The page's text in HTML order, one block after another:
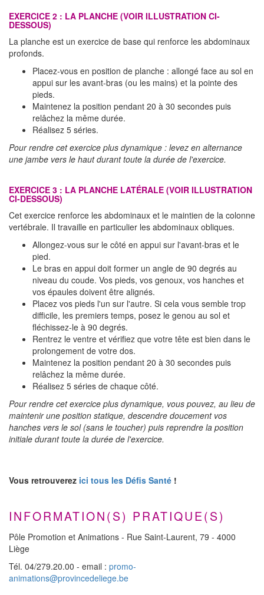
EXERCICE 2 : LA PLANCHE (VOIR ILLUSTRATION CI-
DESSOUS)
La planche est un exercice de base qui renforce les abdominaux
profonds.
Placez-vous en position de planche : allongé face au sol en
appui sur les avant-bras (ou les mains) et la pointe des
pieds.
Maintenez la position pendant 20 à 30 secondes puis
relâchez la même durée.
Réalisez 5 séries.
Pour rendre cet exercice plus dynamique : levez en alternance
une jambe vers le haut durant toute la durée de l'exercice.
EXERCICE 3 : LA PLANCHE LATÉRALE (VOIR ILLUSTRATION
CI-DESSOUS)
Cet exercice renforce les abdominaux et le maintien de la colonne
vertébrale. Il travaille en particulier les abdominaux obliques.
Allongez-vous sur le côté en appui sur l'avant-bras et le
pied.
Le bras en appui doit former un angle de 90 degrés au
niveau du coude. Vos pieds, vos genoux, vos hanches et
vos épaules doivent être alignés.
Placez vos pieds l'un sur l'autre. Si cela vous semble trop
difficile, les premiers temps, posez le genou au sol et
fléchissez-le à 90 degrés.
Rentrez le ventre et vérifiez que votre tête est bien dans le
prolongement de votre dos.
Maintenez la position pendant 20 à 30 secondes puis
relâchez la même durée.
Réalisez 5 séries de chaque côté.
Pour rendre cet exercice plus dynamique, vous pouvez, au lieu de
maintenir une position statique, descendre doucement vos
hanches vers le sol (sans le toucher) puis reprendre la position
initiale durant toute la durée de l'exercice.
Vous retrouverez ici tous les Défis Santé !
INFORMATION(S) PRATIQUE(S)
Pôle Promotion et Animations - Rue Saint-Laurent, 79 - 4000
Liège
Tél. 04/279.20.00 - email : promo-
animations@provincedeliege.be